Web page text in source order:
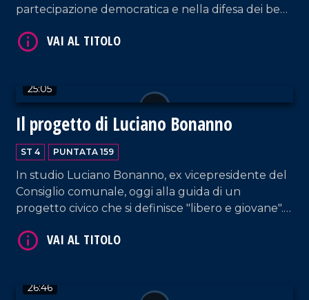
partecipazione democratica e nella difesa dei beni
alternativa rispetto al passato.
25:05
Il progetto di Luciano Bonanno
ST 4 PUNTATA 159
In studio Luciano Bonanno, ex vicepresidente del
Consiglio comunale, oggi alla guida di un
progetto civico che si definisce "libero e giovane".
partecipazione, questi sono i punti saldi della sua
26:46
VAI AL TITOLO
VAI AL TITOLO